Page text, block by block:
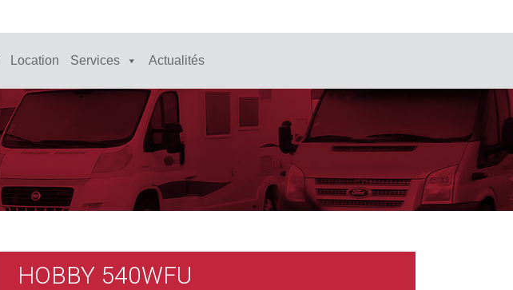
Location Services Actualités
HOBBY 540WFU